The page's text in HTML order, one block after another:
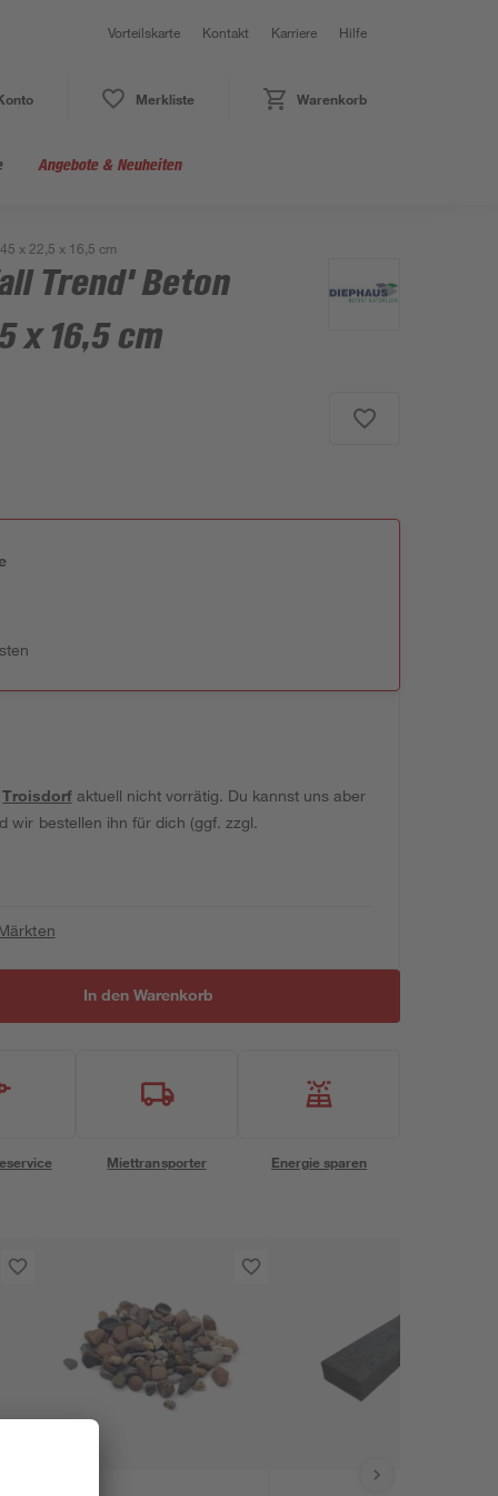
Vorteilskarte Kontakt Karriere Hilfe
Merkliste Warenkorb
Angebote & Neuheiten
x 22,5 x 16,5 cm
Trend' Beton
x 16,5 cm
Troisdorfaktuell nicht vorrätig. Du kannst uns aber
wir bestellen ihn für dich (ggf. zzgl.
In den Warenkorb
Miettransporter Energie sparen